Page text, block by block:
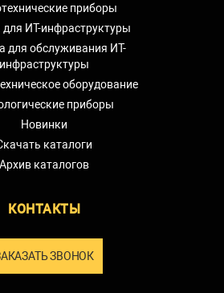
приборы
для ИТ-инфраструктуры
для обслуживания ИТ-
инфраструктуры
оборудование
приборы
Новинки
каталоги
Архив каталогов
КОНТАКТЫ
ЗВОНОК